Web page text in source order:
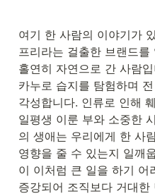
여기 한 사람의 이야기가
프리라는 걸출한 브랜드
홀연히 자연으로 간 사람
카누로 습지를 탐험하며
각성합니다. 인류로 인해
일평생 이룬 부와 소중한
의 생애는 우리에게 한 사
영향을 줄 수 있는지 일깨
이 이처럼 큰 일을 하기 어
증강되어 조직보다 거대